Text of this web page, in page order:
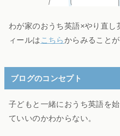
わが家のおうち英語×やり直し
ィールは こちらからみることが
ブログのコンセプト
子どもと一緒におうち英語を
ていいのかわからない。